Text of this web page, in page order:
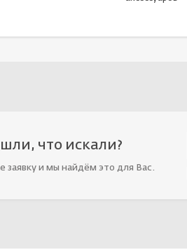
что искали?
заявку и мы найдём это для Вас.